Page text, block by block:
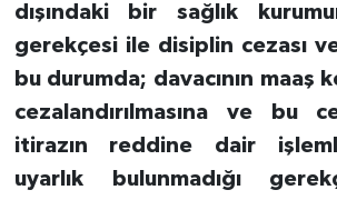
dışındaki bir sağlık
gerekçesi ile disiplin cezası
bu durumda; davacının maaş
cezalandırılmasına ve bu
itirazın reddine dair
uyarlık bulunmadığı